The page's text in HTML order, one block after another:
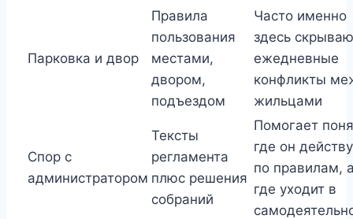
Парковка и двор
Правила
пользования
местами,
двором,
подъездом
Часто именно
здесь
ежедневные
конфликты
жильцами
Спор с
администратором
Тексты
регламента
плюс решения
собраний
Помогает
где он
по правилам,
где уходит в